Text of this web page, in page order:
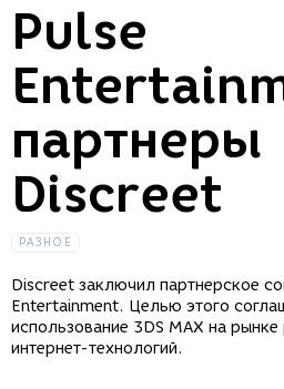
Pulse
партнеры
Discreet
РАЗНОЕ
Discreet заключил партнерское
Entertainment. Целью этого
использование 3DS MAX на
интернет-технологий.